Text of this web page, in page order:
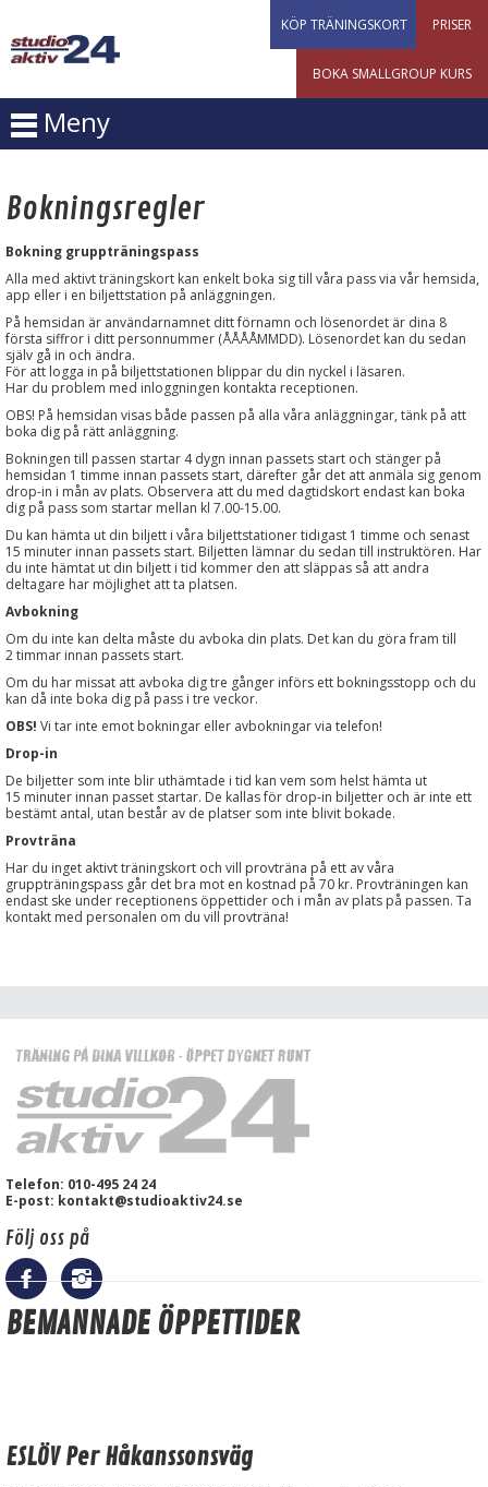
KÖP TRÄNINGSKORT PRISER
BOKA SMALLGROUP KURS
Meny
Bokningsregler
Bokning gruppträningspass
Alla med aktivt träningskort kan enkelt boka sig till våra pass via vår hemsida,
app eller i en biljettstation på anläggningen.
På hemsidan är användarnamnet ditt förnamn och lösenordet är dina 8
första siffror i ditt personnummer (ÅÅÅÅMMDD). Lösenordet kan du sedan
själv gå in och ändra.
För att logga in på biljettstationen blippar du din nyckel i läsaren.
Har du problem med inloggningen kontakta receptionen.
OBS! På hemsidan visas både passen på alla våra anläggningar, tänk på att
boka dig på rätt anläggning.
Bokningen till passen startar 4 dygn innan passets start och stänger på
hemsidan 1 timme innan passets start, därefter går det att anmäla sig genom
drop-in i mån av plats. Observera att du med dagtidskort endast kan boka
dig på pass som startar mellan kl 7.00-15.00.
Du kan hämta ut din biljett i våra biljettstationer tidigast 1 timme och senast
15 minuter innan passets start. Biljetten lämnar du sedan till instruktören. Har
du inte hämtat ut din biljett i tid kommer den att släppas så att andra
deltagare har möjlighet att ta platsen.
Avbokning
Om du inte kan delta måste du avboka din plats. Det kan du göra fram till
2 timmar innan passets start.
Om du har missat att avboka dig tre gånger införs ett bokningsstopp och du
kan då inte boka dig på pass i tre veckor.
OBS! Vi tar inte emot bokningar eller avbokningar via telefon!
Drop-in
De biljetter som inte blir uthämtade i tid kan vem som helst hämta ut
15 minuter innan passet startar. De kallas för drop-in biljetter och är inte ett
bestämt antal, utan består av de platser som inte blivit bokade.
Provträna
Har du inget aktivt träningskort och vill provträna på ett av våra
gruppträningspass går det bra mot en kostnad på 70 kr. Provträningen kan
endast ske under receptionens öppettider och i mån av plats på passen. Ta
kontakt med personalen om du vill provträna!
Telefon: 010-495 24 24
E-post: kontakt@studioaktiv24.se
Följ oss på
BEMANNADE ÖPPETTIDER
ESLÖV Per Håkanssonsväg